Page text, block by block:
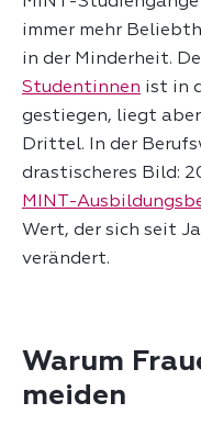
immer mehr
in der Minderheit.
Studentinnen ist in
gestiegen, liegt
Drittel. In der
drastischeres Bild:
MINT-
Wert, der sich seit
Warum
meiden